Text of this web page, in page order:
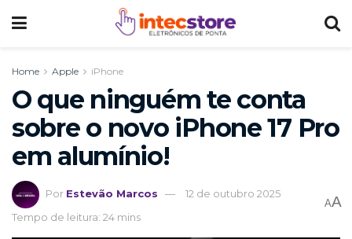
Home Apple iPhone
O que ninguém te conta
sobre o novo iPhone 17 Pro
em alumínio!
Por Estevão Marcos
12 de outubro 2025
Tempo de leitura: 24 mins
AA